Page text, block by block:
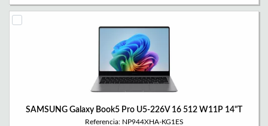
SAMSUNG Galaxy Book5 Pro U5-226V 16 512 W11P 14"T
Referencia: NP944XHA-KG1ES